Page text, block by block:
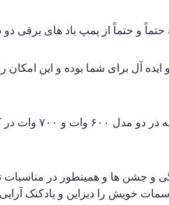
حتماً از پمپ باد های برقی دو
آل برای شما بوده و این امکان
حال شما سروران
و جشن ها و همینطور در
خویش را دیزاین و بادکنک آرایی